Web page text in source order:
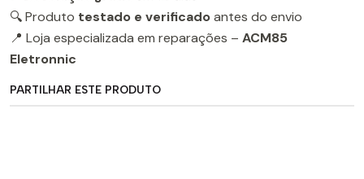
🔍 Produto testado e verificadoantes do envio
📍 Loja especializada em reparações – ACM85
Eletronnic
PARTILHAR ESTE PRODUTO